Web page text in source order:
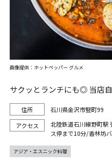
サクッとランチにも◎ 当店
石川県金沢市竪町99
北陸鉄道石川線野町駅
ス停まで10分/香林坊
画像提供：ホットペッパー グルメ
アジア・エスニック料理